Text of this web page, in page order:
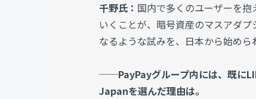
千野氏： 国内で多くのユーザーを
いくことが、暗号資産のマスアダ
なるような試みを、日本から始めら
──PayPayグループ内には、既に
Japanを選んだ理由は。